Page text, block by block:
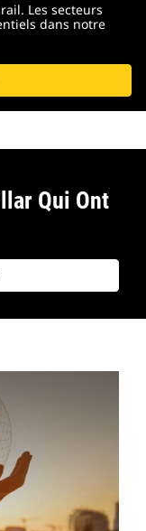
Les secteurs
dans notre
Qui Ont